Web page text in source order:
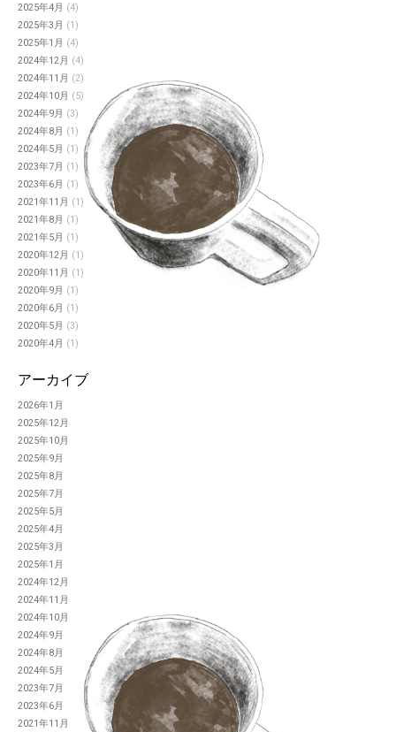
2025年4月 (4)
2025年3月 (1)
2025年1月 (4)
2024年12月 (4)
2024年11月 (2)
2024年10月 (5)
2024年9月 (3)
2024年8月 (1)
2024年5月 (1)
2023年7月 (1)
2023年6月 (1)
2021年11月 (1)
2021年8月 (1)
2021年5月 (1)
2020年12月 (1)
2020年11月 (1)
2020年9月 (1)
2020年6月 (1)
2020年5月 (3)
2020年4月 (1)
アーカイブ
2026年1月
2025年12月
2025年10月
2025年9月
2025年8月
2025年7月
2025年5月
2025年4月
2025年3月
2025年1月
2024年12月
2024年11月
2024年10月
2024年9月
2024年8月
2024年5月
2023年7月
2023年6月
2021年11月